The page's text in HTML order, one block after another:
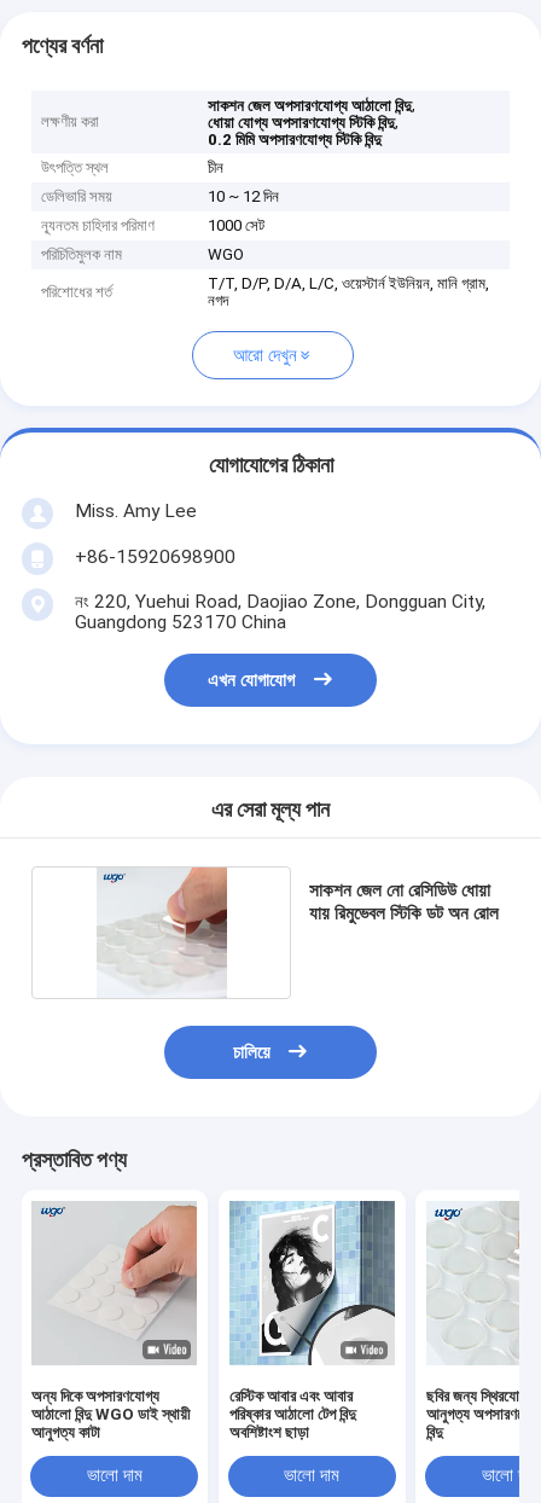
পণ্যের বর্ণনা
লক্ষণীয় করা
সাকশন জেল অপসারণযোগ্য আঠালো বিন্দু,
ধোয়া যোগ্য অপসারণযোগ্য স্টিকি বিন্দু,
0.2 মিমি অপসারণযোগ্য স্টিকি বিন্দু
উৎপত্তি স্থল
চীন
ডেলিভারি সময়
10 ~ 12 দিন
ন্যূনতম চাহিদার পরিমাণ
1000 সেট
পরিচিতিমুলক নাম
WGO
পরিশোধের শর্ত
T/T, D/P, D/A, L/C, ওয়েস্টার্ন ইউনিয়ন, মানি গ্রাম,
নগদ
আরো দেখুন
যোগাযোগের ঠিকানা
Miss. Amy Lee
+86-15920698900
নং 220, Yuehui Road, Daojiao Zone, Dongguan City,
Guangdong 523170 China
এখন যোগাযোগ
এর সেরা মূল্য পান
সাকশন জেল নো রেসিডিউ ধোয়া
যায় রিমুভেবল স্টিকি ডট অন রোল
চালিয়ে
প্রস্তাবিত পণ্য
অন্য দিকে অপসারণযোগ্য
আঠালো বিন্দু WGO ডাই স্থায়ী
আনুগত্য কাটা
ভালো দাম
রেস্টিক আবার এবং আবার
পরিষ্কার আঠালো টেপ বিন্দু
অবশিষ্টাংশ ছাড়া
ভালো দাম
ছবির জন্য স্থিরযোগ্য
আনুগত্য অপসারণযোগ্য
বিন্দু
ভালো দাম